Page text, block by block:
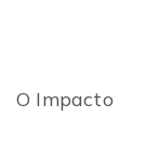
O Impacto